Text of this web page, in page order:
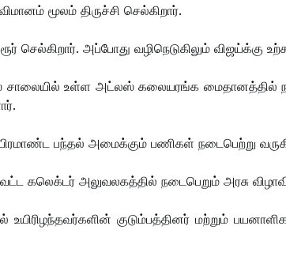
மூலம் திருச்சி செல்கிறார்.
செல்கிறார். அப்போது வழிநெடுகிலும் விஜய்க்கு
உள்ள அட்லஸ் கலையரங்க மைதானத்தில்
பந்தல் அமைக்கும் பணிகள் நடைபெற்று
கலெக்டர் அலுவலகத்தில் நடைபெறும் அரசு
உயிரிழந்தவர்களின் குடும்பத்தினர் மற்றும்